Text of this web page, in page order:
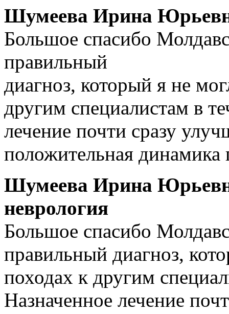
Шумеева Ирина
Большое спасибо
правильный
диагноз, который я не
другим специалистам в
лечение почти сразу
положительная динамика
Шумеева Ирина
неврология
Большое спасибо
правильный диагноз,
походах к другим
Назначенное лечение